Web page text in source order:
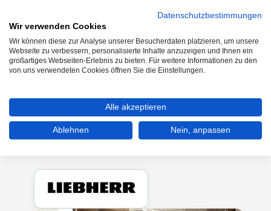
0
Einbau-Kühlschränke ab 85cm
Datenschutzbestimmungen
Wir verwenden Cookies
Wir können diese zur Analyse unserer Besucherdaten platzieren, um unsere
Webseite zu verbessern, personalisierte Inhalte anzuzeigen und Ihnen ein
großartiges Webseiten-Erlebnis zu bieten. Für weitere Informationen zu den
von uns verwendeten Cookies öffnen Sie die Einstellungen.
Alle akzeptieren
Ablehnen Nein, anpassen